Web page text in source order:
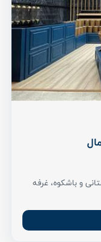
و این عید باستانی و باشکوه، غرفه